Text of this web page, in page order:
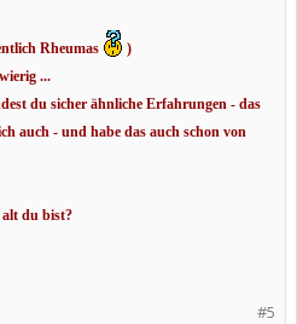
Rheumas
)
...
du sicher ähnliche Erfahrungen - das
auch - und habe das auch schon von
alt du bist?
#5